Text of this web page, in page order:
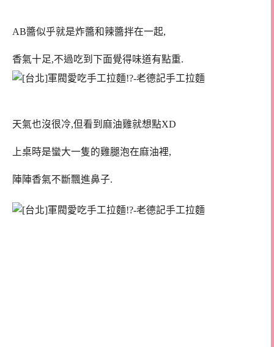
AB醬似乎就是炸醬和辣醬拌在一起,
香氣十足,不過吃到下面覺得味道有點重.
天氣也沒很冷,但看到麻油雞就想點XD
上桌時是蠻大一隻的雞腿泡在麻油裡,
陣陣香氣不斷飄進鼻子.